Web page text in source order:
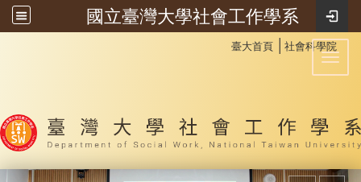
國立臺灣大學社會工作學系
臺大首頁 社會科學院